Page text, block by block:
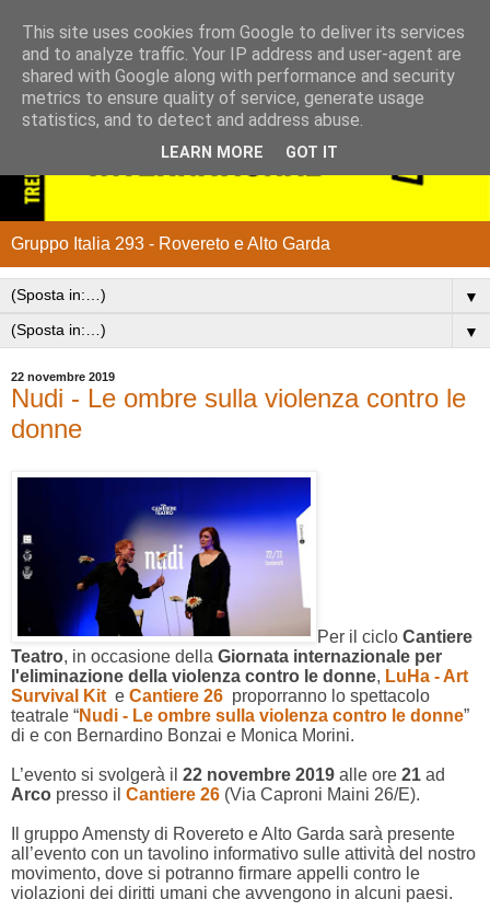
Gruppo Italia 293 - Rovereto e Alto Garda
▼
▼
22 novembre 2019
Nudi - Le ombre sulla violenza contro le
donne
Per il ciclo Cantiere
Teatro, in occasione della Giornata internazionale per
l'eliminazione della violenza contro le donne, LuHa - Art
Survival Kit e Cantiere 26 proporranno lo spettacolo
teatrale “Nudi - Le ombre sulla violenza contro le donne”
di e con Bernardino Bonzai e Monica Morini.
L’evento si svolgerà il 22 novembre 2019 alle ore 21 ad
Arco presso il Cantiere 26 (Via Caproni Maini 26/E).
Il gruppo Amensty di Rovereto e Alto Garda sarà presente
all’evento con un tavolino informativo sulle attività del nostro
movimento, dove si potranno firmare appelli contro le
violazioni dei diritti umani che avvengono in alcuni paesi.
This site uses cookies from Google to deliver its services
and to analyze traffic. Your IP address and user-agent are
shared with Google along with performance and security
metrics to ensure quality of service, generate usage
statistics, and to detect and address abuse.
LEARN MORE GOT IT